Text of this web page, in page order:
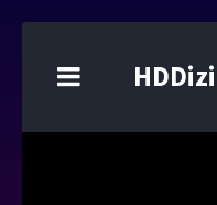
HDDizi